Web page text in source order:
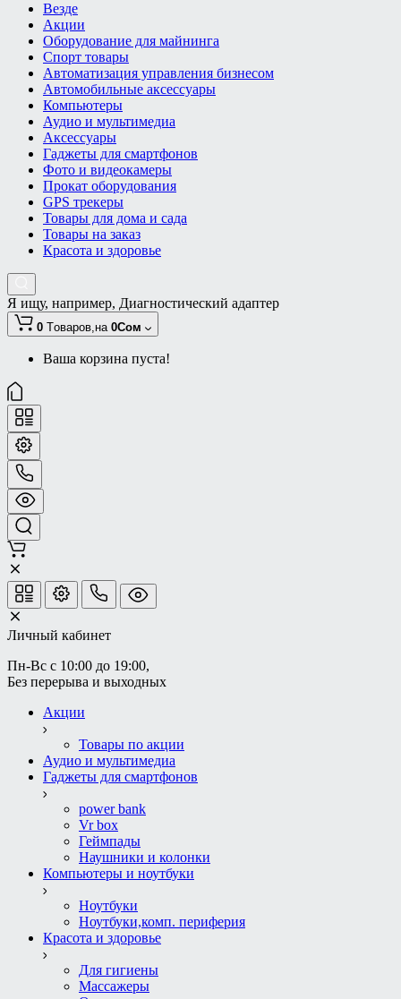
Везде
Акции
Оборудование для майнинга
Спорт товары
Автоматизация управления бизнесом
Автомобильные аксессуары
Компьютеры
Аудио и мультимедиа
Аксессуары
Гаджеты для смартфонов
Фото и видеокамеры
Прокат оборудования
GPS трекеры
Товары для дома и сада
Товары на заказ
Красота и здоровье
Я ищу, например, Диагностический адаптер
0 Tоваров,на 0Сом
Ваша корзина пуста!
Личный кабинет
Пн-Вс с 10:00 до 19:00,
Без перерыва и выходных
Акции
Товары по акции
Аудио и мультимедиа
Гаджеты для смартфонов
power bank
Vr box
Геймпады
Наушники и колонки
Компьютеры и ноутбуки
Ноутбуки
Ноутбуки,комп. периферия
Красота и здоровье
Для гигиены
Массажеры